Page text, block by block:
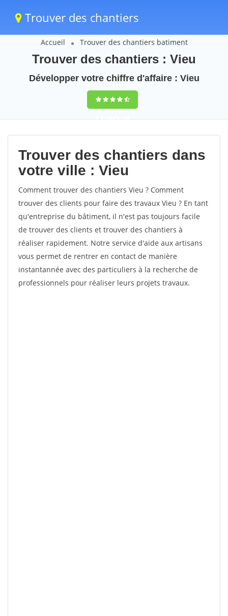
Trouver des chantiers
Accueil Trouver des chantiers batiment
Trouver des chantiers : Vieu
Développer votre chiffre d'affaire : Vieu
9,5(100%)58
votes
Trouver des chantiers dans
votre ville : Vieu
Comment trouver des chantiers Vieu ? Comment
trouver des clients pour faire des travaux Vieu ? En tant
qu'entreprise du bâtiment, il n'est pas toujours facile
de trouver des clients et trouver des chantiers à
réaliser rapidement. Notre service d'aide aux artisans
vous permet de rentrer en contact de manière
instantannée avec des particuliers à la recherche de
professionnels pour réaliser leurs projets travaux.